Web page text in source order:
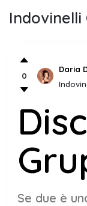
Indovinelli
0
Daria
Se due è